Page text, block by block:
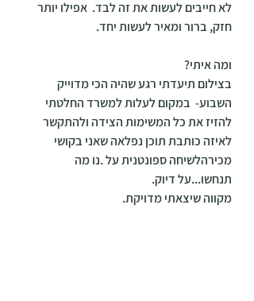
לא חייבים לעשות את זה לבד.  אפילו יותר
חזק, ברור ומאיר לעשות יחד.
ומה איתי?
בצילום תיעדתי רגע שהיה הכי מדוייק
השבוע-  במקום לעלות למשרד החלטתי
להזיז את כל המשימות הצידה ולהתקשר
לאיזה כותבת תוכן נפלאה שאני בקושי
מכירהלשיחה ספונטנית על .נו מה
תנחשו...על דיוק.
מקווה שיצאתי מדויקת.